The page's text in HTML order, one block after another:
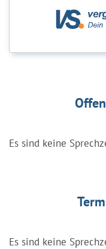
Es sind keine
Es sind keine